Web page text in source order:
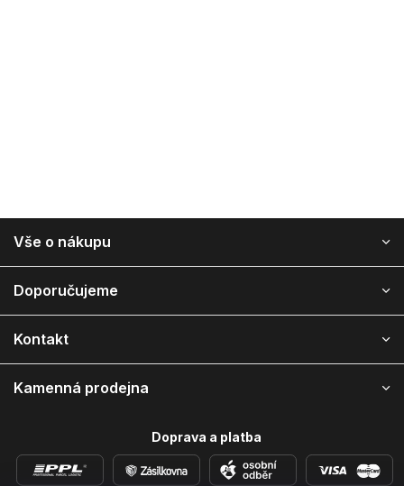
p
Vše o nákupu
Doporučujeme
Kontakt
Kamenná prodejna
Doprava a platba